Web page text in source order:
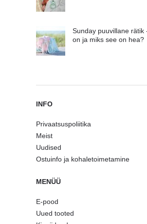
Sunday puuvillane rätik
on ja miks see on hea?
INFO
Privaatsuspoliitika
Meist
Uudised
Ostuinfo ja kohaletoimetamine
MENÜÜ
E-pood
Uued tooted